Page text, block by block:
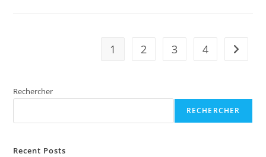
Sur
1 2 3 4 Aller à
Rechercher
RECHERCHER
Recent Posts